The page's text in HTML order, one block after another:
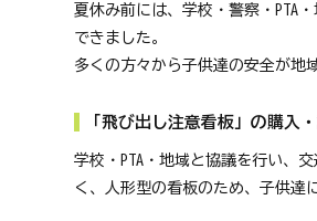
夏休み前には、学校・警察・PTA
できました。
多くの方々から子供達の安全が地
「飛び出し注意看板」の購入
学校・PTA・地域と協議を行い、
く、人形型の看板のため、子供達